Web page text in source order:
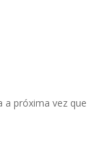
a próxima vez que